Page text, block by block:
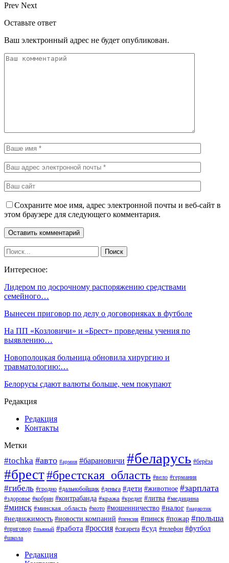
Prev Next
Оставьте ответ
Ваш электронный адрес не будет опубликован.
Сохраните мое имя, адрес электронной почты и веб-сайт в
этом браузере для следующего комментария.
Интересное:
Лидером по досрочному распоряжению средствами
семейного…
Вынесен приговор по делу о договорняках в футболе
На ПП «Козловичи» и «Брест» проведены учения по
выявлению…
Новополоцкая больница обновила хирургию и
травматологию:…
Белорусы сдают валюты больше, чем покупают
Редакция
Редакция
Контакты
Метки
#tochka #авто #армия #барановичи #беларусь #берёза
#брест#брестская_область #вело #германия
#гибель #гродно #дальнобойщик #деньга #дети #животное #зарплата
#здоровье #кобрин #контрабанда #кража #кредит #литва #медицина
#минск #минская_область #мото #мошенничество #налог #наркотик
#недвижимость #новости компаний #пенсия #пинск #пожар #польша
#приговор #пьяный #работа #россия #сигарета #суд #телефон #футбол
#школа
Редакция